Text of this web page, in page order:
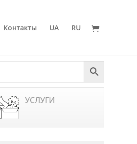
Контакты UA RU
УСЛУГИ